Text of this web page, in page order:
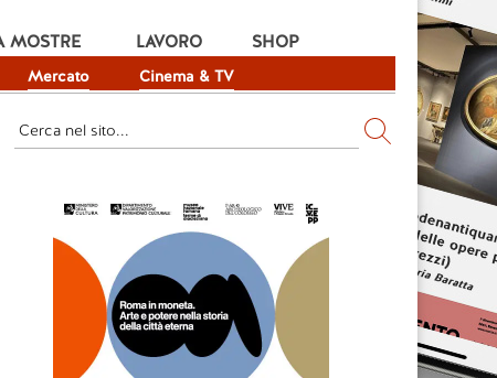
Mercato Cinema & TV
MOSTRE LAVORO SHOP